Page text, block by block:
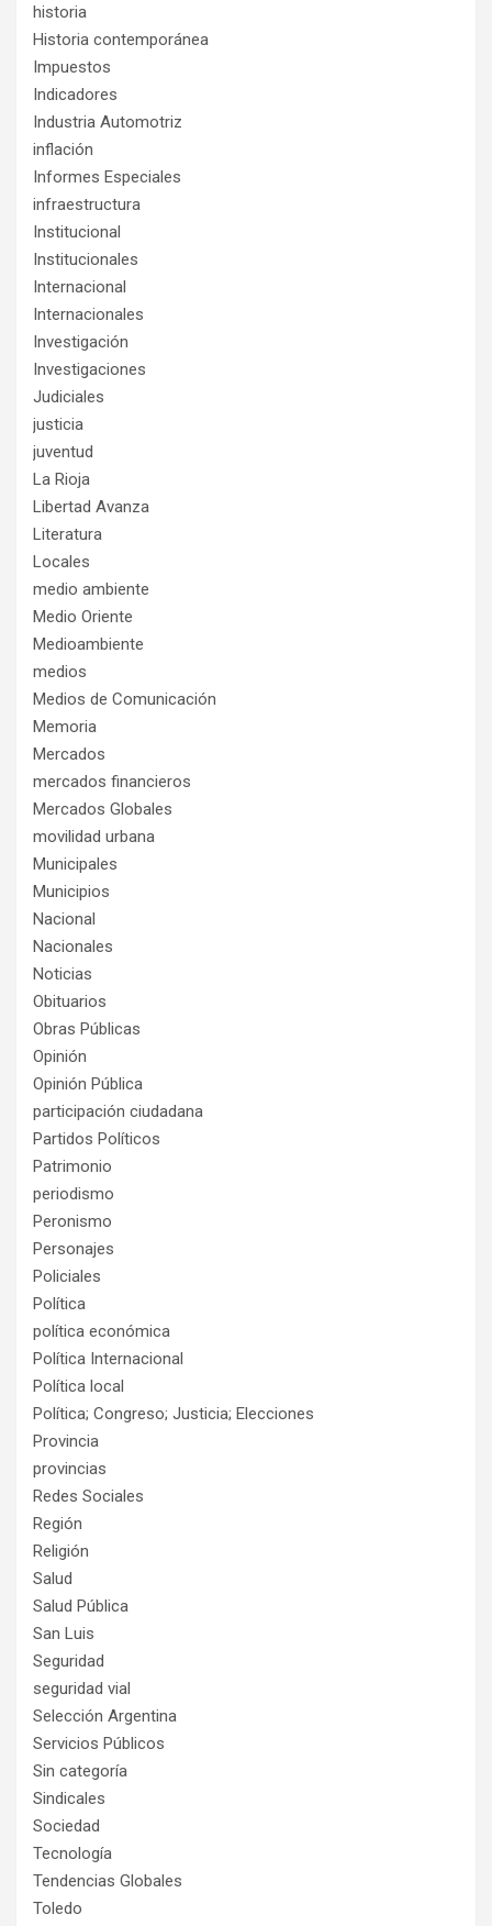
historia
Historia contemporánea
Impuestos
Indicadores
Industria Automotriz
inflación
Informes Especiales
infraestructura
Institucional
Institucionales
Internacional
Internacionales
Investigación
Investigaciones
Judiciales
justicia
juventud
La Rioja
Libertad Avanza
Literatura
Locales
medio ambiente
Medio Oriente
Medioambiente
medios
Medios de Comunicación
Memoria
Mercados
mercados financieros
Mercados Globales
movilidad urbana
Municipales
Municipios
Nacional
Nacionales
Noticias
Obituarios
Obras Públicas
Opinión
Opinión Pública
participación ciudadana
Partidos Políticos
Patrimonio
periodismo
Peronismo
Personajes
Policiales
Política
política económica
Política Internacional
Política local
Política; Congreso; Justicia; Elecciones
Provincia
provincias
Redes Sociales
Región
Religión
Salud
Salud Pública
San Luis
Seguridad
seguridad vial
Selección Argentina
Servicios Públicos
Sin categoría
Sindicales
Sociedad
Tecnología
Tendencias Globales
Toledo